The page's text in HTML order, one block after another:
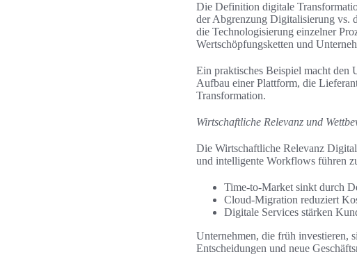
Die Definition digitale
der Abgrenzung Digitalisierung vs.
die Technologisierung einzelner
Wertschöpfungsketten und
Ein praktisches Beispiel macht den
Aufbau einer Plattform, die
Transformation.
Wirtschaftliche Relevanz und
Die Wirtschaftliche Relevanz
und intelligente Workflows führen
Time‑to‑Market sinkt durch
Cloud‑Migration reduziert
Digitale Services stärken
Unternehmen, die früh investieren,
Entscheidungen und neue